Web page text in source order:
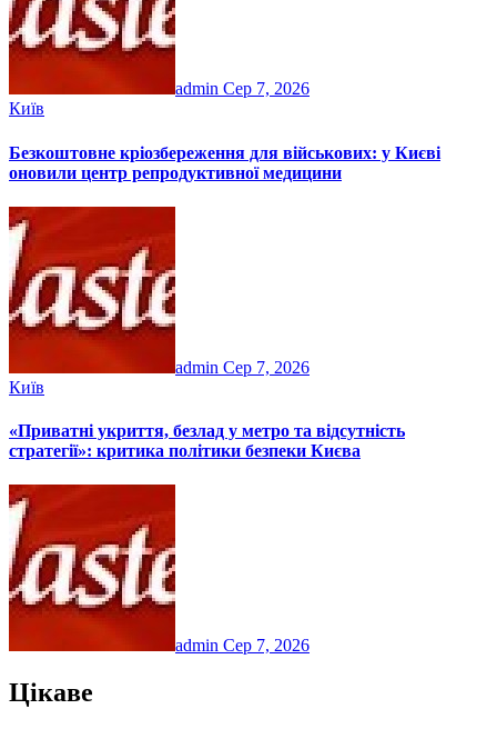
admin Сер 7, 2026
Київ
Безкоштовне кріозбереження для військових: у Києві
оновили центр репродуктивної медицини
admin Сер 7, 2026
Київ
«Приватні укриття, безлад у метро та відсутність
стратегії»: критика політики безпеки Києва
admin Сер 7, 2026
Цікаве